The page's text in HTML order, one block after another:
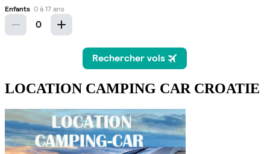
LOCATION CAMPING CAR CROATIE